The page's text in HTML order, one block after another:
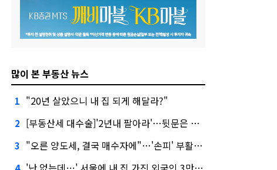
많이 본 부동산 뉴스
1 "20년 살았으니 내 집 되게 해달라?"
2 [부동산세 대수술]'2년내 팔아라'…뒷문은 열었다
3 "오른 양도세, 결국 매수자에"…'손피' 부활할까?